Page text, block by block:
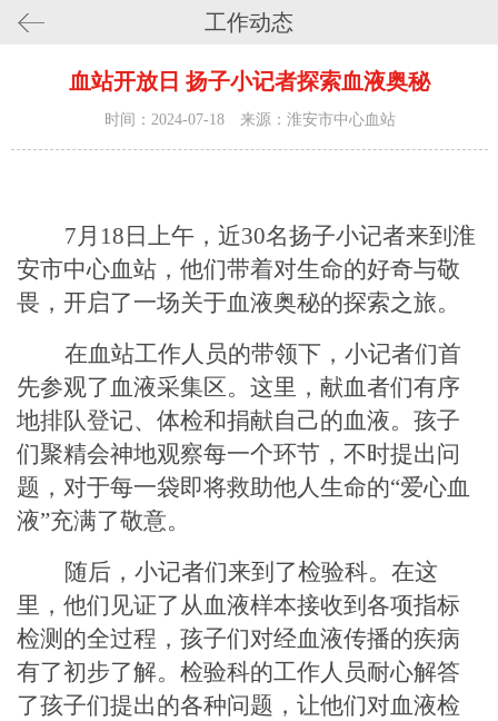
工作动态
血站开放日 扬子小记者探索血液奥秘
时间：2024-07-18 来源：淮安市中心血站
7月18日上午，近30名扬子小记者来到淮
安市中心血站，他们带着对生命的好奇与敬
畏，开启了一场关于血液奥秘的探索之旅。
在血站工作人员的带领下，小记者们首
先参观了血液采集区。这里，献血者们有序
地排队登记、体检和捐献自己的血液。孩子
们聚精会神地观察每一个环节，不时提出问
题，对于每一袋即将救助他人生命的“爱心血
液”充满了敬意。
随后，小记者们来到了检验科。在这
里，他们见证了从血液样本接收到各项指标
检测的全过程，孩子们对经血液传播的疾病
有了初步了解。检验科的工作人员耐心解答
了孩子们提出的各种问题，让他们对血液检